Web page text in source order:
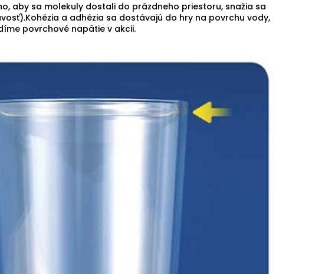
aby sa molekuly dostali do prázdneho priestoru, snažia sa
a adhézia sa dostávajú do hry na povrchu vody,
povrchové napätie v akcii.